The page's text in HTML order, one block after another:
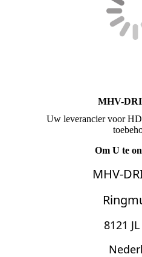
MHV-
Uw leverancier voor
Om U te
MHV-
8121